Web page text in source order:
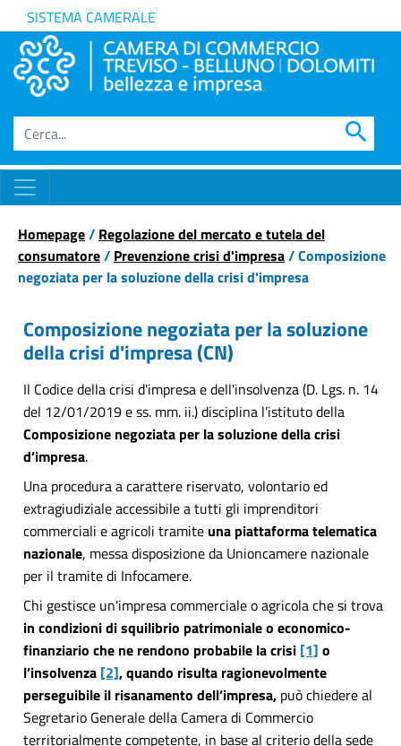
SISTEMA CAMERALE
search
Homepage/ Regolazione del mercato e tutela del
consumatore/ Prevenzione crisi d'impresa/ Composizione
negoziata per la soluzione della crisi d'impresa
Composizione negoziata per la soluzione
della crisi d'impresa (CN)
Il Codice della crisi d'impresa e dell'insolvenza (D. Lgs. n. 14
del 12/01/2019 e ss. mm. ii.) disciplina l’istituto della
Composizione negoziata per la soluzione della crisi
d’impresa.
Una procedura a carattere riservato, volontario ed
extragiudiziale accessibile a tutti gli imprenditori
commerciali e agricoli tramiteuna piattaforma telematica
nazionale, messa disposizione da Unioncamere nazionale
per il tramite di Infocamere.
Chi gestisce un'impresa commerciale o agricola che si trova
in condizioni di squilibrio patrimoniale o economico-
finanziario che ne rendono probabile la crisi [1] o
l’insolvenza [2], quando risulta ragionevolmente
perseguibile il risanamento dell’impresa, può chiedere al
Segretario Generale della Camera di Commercio
territorialmente competente, in base al criterio della sede